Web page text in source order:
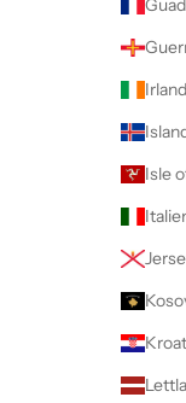
Isle